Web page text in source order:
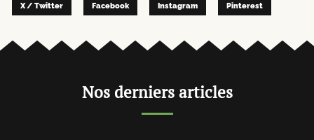
X / Twitter Facebook Instagram Pinterest
Nos derniers articles